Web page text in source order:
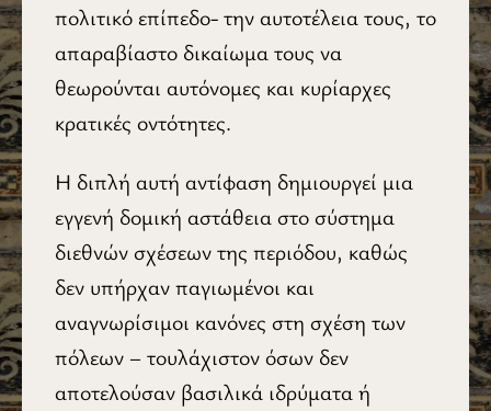
πολιτικό επίπεδο- την αυτοτέλεια τους, το
απαραβίαστο δικαίωμα τους να
θεωρούνται αυτόνομες και κυρίαρχες
κρατικές οντότητες.
Η διπλή αυτή αντίφαση δημιουργεί μια
εγγενή δομική αστάθεια στο σύστημα
διεθνών σχέσεων της περιόδου, καθώς
δεν υπήρχαν παγιωμένοι και
αναγνωρίσιμοι κανόνες στη σχέση των
πόλεων – τουλάχιστον όσων δεν
αποτελούσαν βασιλικά ιδρύματα ή